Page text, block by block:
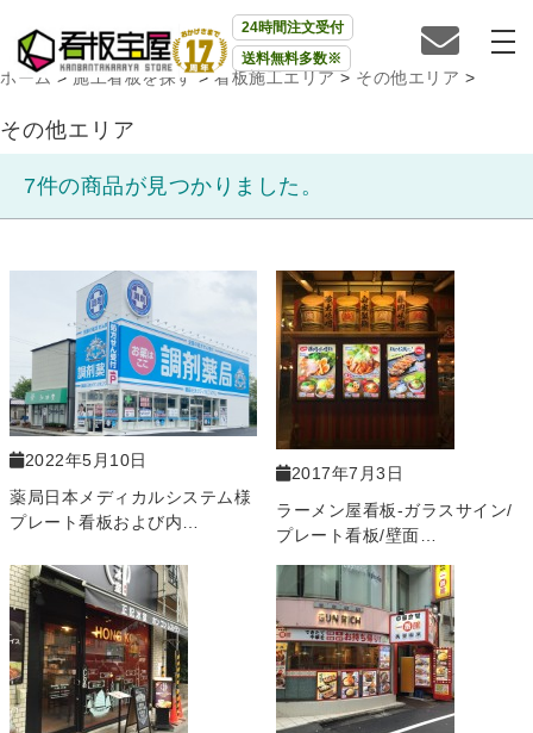
24時間注文受付
送料無料多数※
ホーム >施工看板を探す>看板施工エリア> その他エリア >
その他エリア
7件の商品が見つかりました。
2022年5月10日
薬局日本メディカルシステム様
プレート看板および内…
2017年7月3日
ラーメン屋看板-ガラスサイン/
プレート看板/壁面…